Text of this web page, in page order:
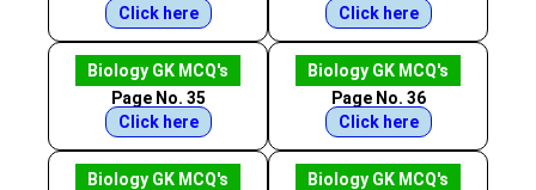
Click here
Click here
Biology GK MCQ's
Page No. 35
Click here
Biology GK MCQ's
Page No. 36
Click here
Biology GK MCQ's
Biology GK MCQ's